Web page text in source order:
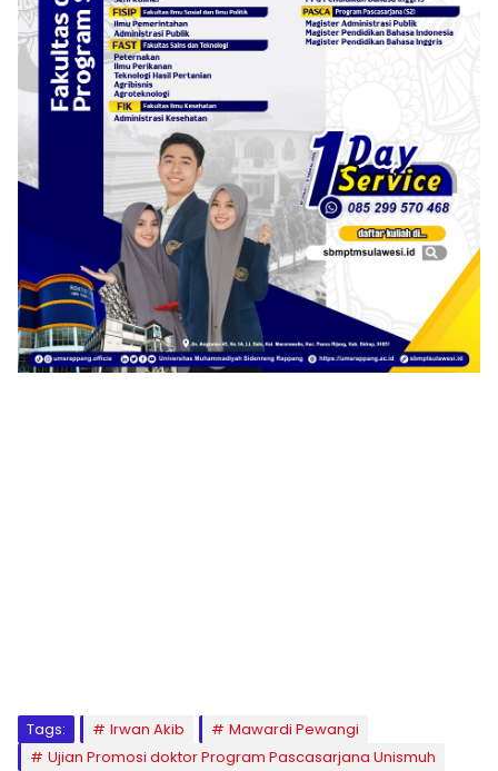
Tags: Irwan Akib
Mawardi Pewangi
Ujian Promosi doktor Program Pascasarjana Unismuh